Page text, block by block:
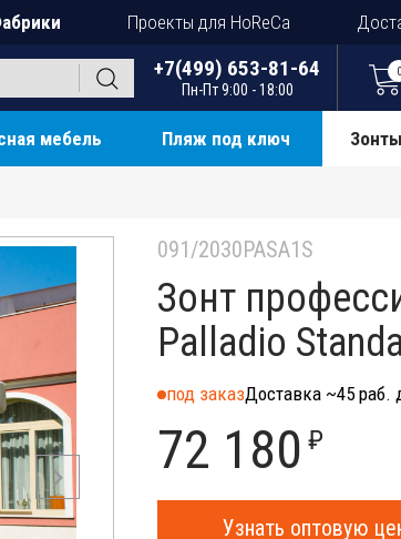
Проекты для HoReCa
+7(499) 653-81-64
Пн-Пт 9:00 - 18:00
0
мебель Пляж под ключ Зонты
091/2030PASA1S
Зонт
Palladio
под заказДоставка ~45 раб.
72 180 ₽
Узнать оптовую